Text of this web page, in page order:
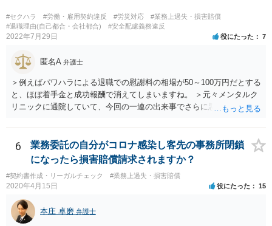
様々な事情のヒアリングや証拠資料の検討が必要になるため、今後の
方針の検討も含め、一度面談にて法律相談をされることをおすすめし
ます。
#セクハラ #労働・雇用契約違反 #労災対応
#業務上過失・損害賠償
#退職理由(自己都合・会社都合)
#安全配慮義務違反
2022年7月29日 役にたった 7
匿名A 弁護士
＞例えばパワハラによる退職での慰謝料の相場が50～100万円だとする
と、ほぼ着手金と成功報酬で消えてしまいますね。 ＞元々メンタルク
リニックに通院していて、今回の一連の出来事でさらに悪化した事実
万が一、慰謝料請求が認められるにしても金額としては微々たるもの
かと思いますが、依頼する弁護士に詳細を説明したうえで指示を仰い
だ方がいいかと思います。
6
業務委託の自分がコロナ感染し客先の事務所閉鎖
になったら損害賠償請求されますか？
#契約書作成・リーガルチェック #業務上過失・損害賠償
2020年4月15日 役にたった 15
本庄 卓磨 弁護士